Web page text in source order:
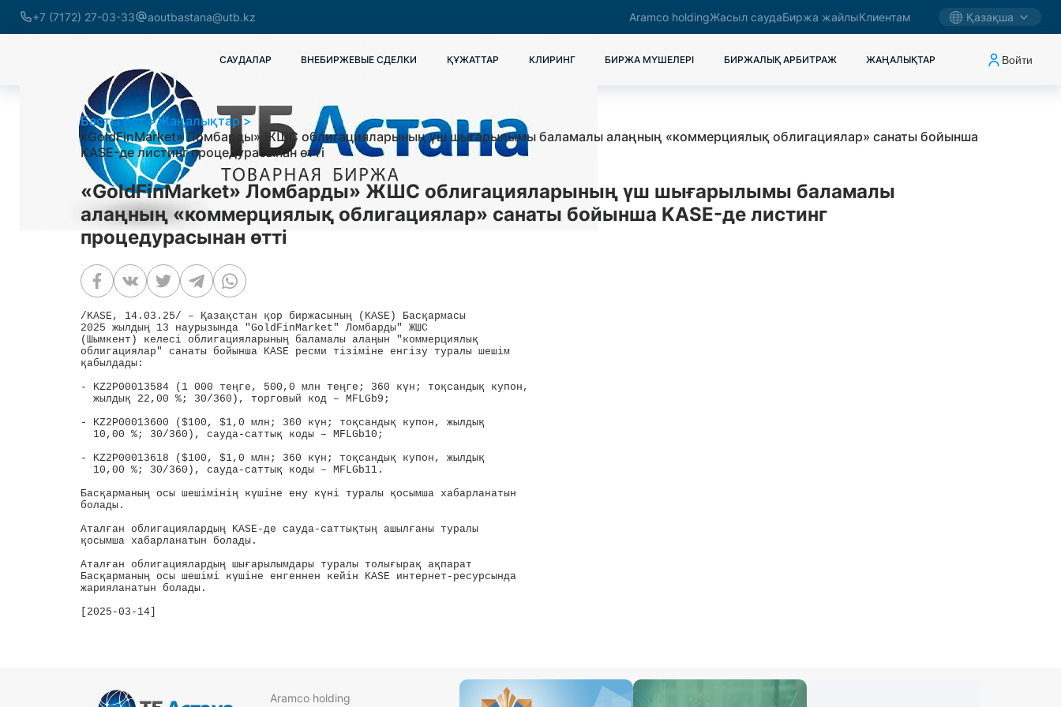
+7 (7172) 27-03-33 aoutbastana@utb.kz Aramco holdingЖасыл саудаБиржа жайлыКлиентам Қазақша
САУДАЛАР ВНЕБИРЖЕВЫЕ СДЕЛКИ ҚҰЖАТТАР КЛИРИНГ БИРЖА МҮШЕЛЕРІ БИРЖАЛЫҚ АРБИТРАЖ ЖАҢАЛЫҚТАР Войти
Басты бет
Жаңалықтар
«GoldFinMarket» Ломбарды» ЖШС облигацияларының үш шығарылымы баламалы алаңның «коммерциялық облигациялар» санаты бойынша
KASE-де листинг процедурасынан өтті
«GoldFinMarket» Ломбарды» ЖШС облигацияларының үш шығарылымы баламалы
алаңның «коммерциялық облигациялар» санаты бойынша KASE-де листинг
процедурасынан өтті
/KASE, 14.03.25/ – Қазақстан қор биржасының (KASE) Басқармасы
2025 жылдың 13 наурызында "GoldFinMarket" Ломбарды" ЖШС
(Шымкент) келесі облигацияларының баламалы алаңын "коммерциялық
облигациялар" санаты бойынша KASE ресми тізіміне енгізу туралы шешім
қабылдады:
- KZ2P00013584 (1 000 теңге, 500,0 млн теңге; 360 күн; тоқсандық купон,
  жылдық 22,00 %; 30/360), торговый код – MFLGb9;
- KZ2P00013600 ($100, $1,0 млн; 360 күн; тоқсандық купон, жылдық
  10,00 %; 30/360), сауда-саттық коды – MFLGb10;
- KZ2P00013618 ($100, $1,0 млн; 360 күн; тоқсандық купон, жылдық
  10,00 %; 30/360), сауда-саттық коды – MFLGb11.
Басқарманың осы шешімінің күшіне ену күні туралы қосымша хабарланатын
болады.
Аталған облигациялардың KASE-де сауда-саттықтың ашылғаны туралы
қосымша хабарланатын болады.
Аталған облигациялардың шығарылымдары туралы толығырақ ақпарат
Басқарманың осы шешімі күшіне енгеннен кейін KASE интернет-ресурсында
жарияланатын болады.
[2025-03-14]
Aramco holding